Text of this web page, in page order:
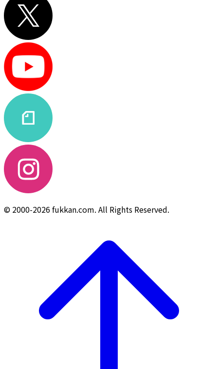
© 2000-2026 fukkan.com. All Rights Reserved.